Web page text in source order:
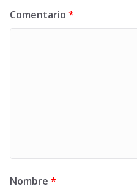
Comentario *
Nombre *